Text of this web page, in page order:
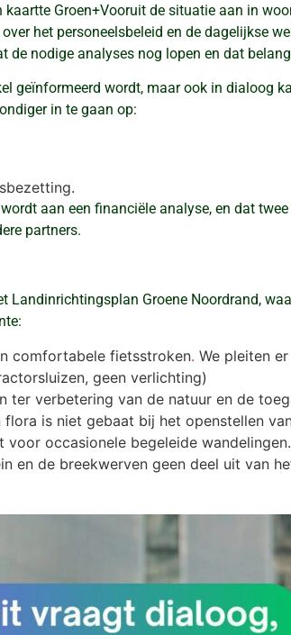
Groen+Vooruit de situatie aan in
het personeelsbeleid en de dagelijkse
de nodige analyses nog lopen en dat
geïnformeerd wordt, maar ook in dialoog
in te gaan op:
aan een financiële analyse, en dat
partners.
Landinrichtingsplan Groene Noordrand,
comfortabele fietsstroken. We pleiten
geen verlichting)
ter verbetering van de natuur en de
is niet gebaat bij het openstellen
occasionele begeleide wandelingen.
en de breekwerven geen deel uit van